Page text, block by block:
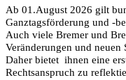
Ab 01.August 2026 gilt
Ganztagsförderung und -
Auch viele Bremer und
Veränderungen und
Daher bietet ihnen eine
Rechtsanspruch zu